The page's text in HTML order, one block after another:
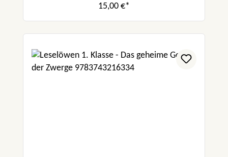
15,00 €*